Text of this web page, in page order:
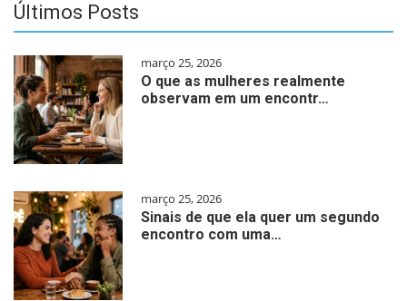
Últimos Posts
março 25, 2026
O que as mulheres realmente
observam em um encontr…
março 25, 2026
Sinais de que ela quer um segundo
encontro com uma…